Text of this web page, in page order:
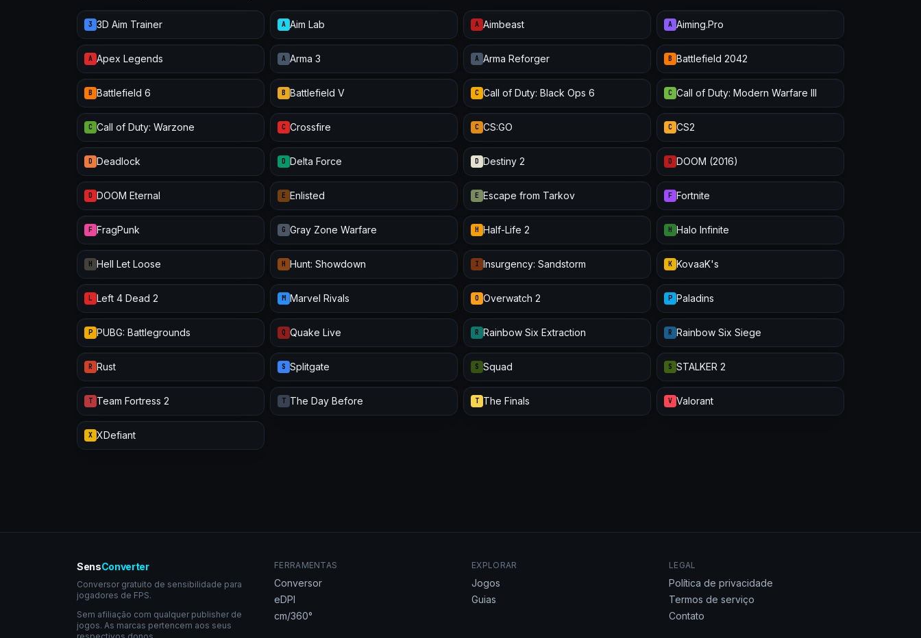
3 3D Aim Trainer A Aim Lab A Aimbeast A Aiming.Pro
A Apex Legends A Arma 3 A Arma Reforger B Battlefield 2042
B Battlefield 6 B Battlefield V C Call of Duty: Black Ops 6 C Call of Duty: Modern Warfare III
C Call of Duty: Warzone C Crossfire C CS:GO C CS2
D Deadlock D Delta Force D Destiny 2 D DOOM (2016)
D DOOM Eternal E Enlisted E Escape from Tarkov F Fortnite
F FragPunk G Gray Zone Warfare H Half-Life 2 H Halo Infinite
H Hell Let Loose H Hunt: Showdown I Insurgency: Sandstorm K KovaaK's
L Left 4 Dead 2 M Marvel Rivals O Overwatch 2 P Paladins
P PUBG: Battlegrounds Q Quake Live R Rainbow Six Extraction R Rainbow Six Siege
R Rust S Splitgate S Squad S STALKER 2
T Team Fortress 2 T The Day Before T The Finals V Valorant
X XDefiant
SensConverter
Conversor gratuito de sensibilidade para
jogadores de FPS.
Sem afiliação com qualquer publisher de
jogos. As marcas pertencem aos seus
FERRAMENTAS
Conversor
eDPI
cm/360°
EXPLORAR
Jogos
Guias
LEGAL
Política de privacidade
Termos de serviço
Contato